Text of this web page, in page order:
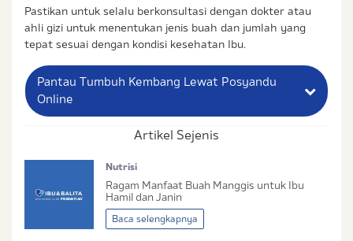
Pastikan untuk selalu berkonsultasi dengan dokter atau
ahli gizi untuk menentukan jenis buah dan jumlah yang
tepat sesuai dengan kondisi kesehatan Ibu.
Pantau Tumbuh Kembang Lewat Posyandu
Online
Nama Lengkap Ibu
Buat Password
Artikel Sejenis
Nutrisi
Ragam Manfaat Buah Manggis untuk Ibu
Hamil dan Janin
Baca selengkapnya